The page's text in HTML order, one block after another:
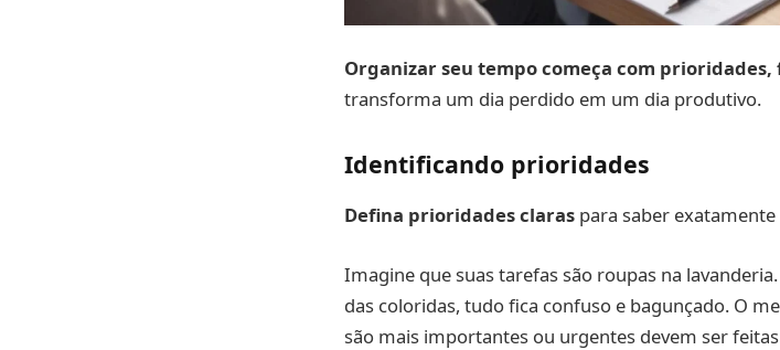
Organizar seu tempo começa com
transforma um dia perdido em um dia produtivo.
Identificando prioridades
Defina prioridades claras para saber
Imagine que suas tarefas são roupas na
das coloridas, tudo fica confuso e bagunçado. O
são mais importantes ou urgentes devem ser